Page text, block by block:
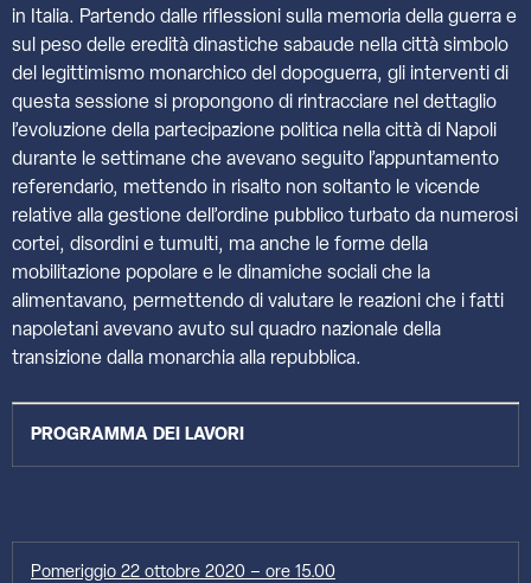
in Italia. Partendo dalle riflessioni sulla memoria della guerra e
sul peso delle eredità dinastiche sabaude nella città simbolo
del legittimismo monarchico del dopoguerra, gli interventi di
questa sessione si propongono di rintracciare nel dettaglio
l’evoluzione della partecipazione politica nella città di Napoli
durante le settimane che avevano seguito l’appuntamento
referendario, mettendo in risalto non soltanto le vicende
relative alla gestione dell’ordine pubblico turbato da numerosi
cortei, disordini e tumulti, ma anche le forme della
mobilitazione popolare e le dinamiche sociali che la
alimentavano, permettendo di valutare le reazioni che i fatti
napoletani avevano avuto sul quadro nazionale della
transizione dalla monarchia alla repubblica.
PROGRAMMA DEI LAVORI
Pomeriggio 22 ottobre 2020 – ore 15.00